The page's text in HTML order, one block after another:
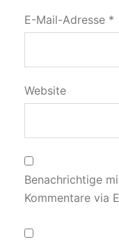
E-Mail-Adresse *
Website
Benachrichtige
Kommentare via